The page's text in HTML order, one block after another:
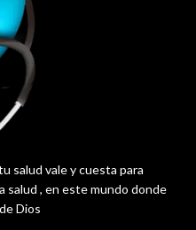
salud vale y cuesta para
salud , en este mundo donde
Dios